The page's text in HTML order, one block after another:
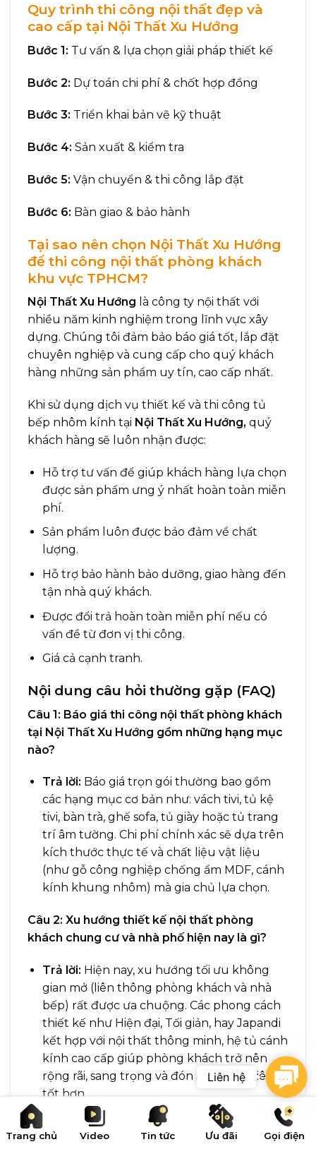
Quy trình thi công nội thất đẹp và
cao cấp tại Nội Thất Xu Hướng
Bước 1: Tư vấn & lựa chọn giải pháp thiết kế
Bước 2: Dự toán chi phí & chốt hợp đồng
Bước 3: Triển khai bản vẽ kỹ thuật
Bước 4: Sản xuất & kiểm tra
Bước 5: Vận chuyển & thi công lắp đặt
Bước 6: Bàn giao & bảo hành
Tại sao nên chọn Nội Thất Xu Hướng
để thi công nội thất phòng khách
khu vực TPHCM?
Nội Thất Xu Hướng là công ty nội thất với
nhiều năm kinh nghiệm trong lĩnh vực xây
dựng. Chúng tôi đảm bảo báo giá tốt, lắp đặt
chuyên nghiệp và cung cấp cho quý khách
hàng những sản phẩm uy tín, cao cấp nhất.
Khi sử dụng dịch vụ thiết kế và thi công tủ
bếp nhôm kính tại Nội Thất Xu Hướng, quý
khách hàng sẽ luôn nhận được:
Hỗ trợ tư vấn để giúp khách hàng lựa chọn
được sản phẩm ưng ý nhất hoàn toàn miễn
phí.
Sản phẩm luôn được bảo đảm về chất
lượng.
Hỗ trợ bảo hành bảo dưỡng, giao hàng đến
tận nhà quý khách.
Được đổi trả hoàn toàn miễn phí nếu có
vấn đề từ đơn vị thi công.
Giá cả cạnh tranh.
Nội dung câu hỏi thường gặp (FAQ)
Câu 1: Báo giá thi công nội thất phòng khách
tại Nội Thất Xu Hướng gồm những hạng mục
nào?
Trả lời: Báo giá trọn gói thường bao gồm
các hạng mục cơ bản như: vách tivi, tủ kệ
tivi, bàn trà, ghế sofa, tủ giày hoặc tủ trang
trí âm tường. Chi phí chính xác sẽ dựa trên
kích thước thực tế và chất liệu vật liệu
(như gỗ công nghiệp chống ẩm MDF, cánh
kính khung nhôm) mà gia chủ lựa chọn.
Câu 2: Xu hướng thiết kế nội thất phòng
khách chung cư và nhà phố hiện nay là gì?
Trả lời: Hiện nay, xu hướng tối ưu không
gian mở (liên thông phòng khách và nhà
bếp) rất được ưa chuộng. Các phong cách
thiết kế như Hiện đại, Tối giản, hay Japandi
kết hợp với nội thất thông minh, hệ tủ cánh
kính cao cấp giúp phòng khách trở nên
rộng rãi, sang trọng và đón sáng tự nhiên
tốt hơn.
Câu 3: Nội Thất Xu Hướng có xưởng sản xuất
trực tiếp nội thất phòng khách không?
Trang chủ Video Tin tức Ưu đãi Gọi điện